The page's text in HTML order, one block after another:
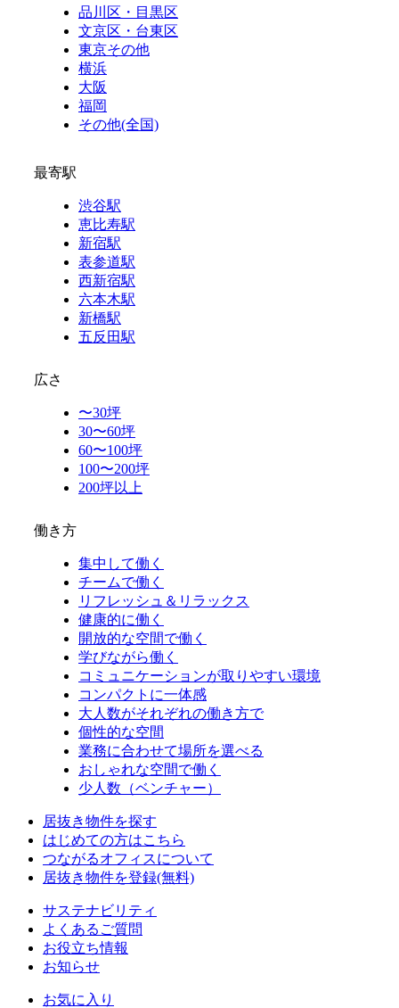
品川区・目黒区
文京区・台東区
東京その他
横浜
大阪
福岡
その他(全国)
最寄駅
渋谷駅
恵比寿駅
新宿駅
表参道駅
西新宿駅
六本木駅
新橋駅
五反田駅
広さ
〜30坪
30〜60坪
60〜100坪
100〜200坪
200坪以上
働き方
集中して働く
チームで働く
リフレッシュ＆リラックス
健康的に働く
開放的な空間で働く
学びながら働く
コミュニケーションが取りやすい環境
コンパクトに一体感
大人数がそれぞれの働き方で
個性的な空間
業務に合わせて場所を選べる
おしゃれな空間で働く
少人数（ベンチャー）
居抜き物件を探す
はじめての方はこちら
つながるオフィスについて
居抜き物件を登録(無料)
サステナビリティ
よくあるご質問
お役立ち情報
お知らせ
お気に入り